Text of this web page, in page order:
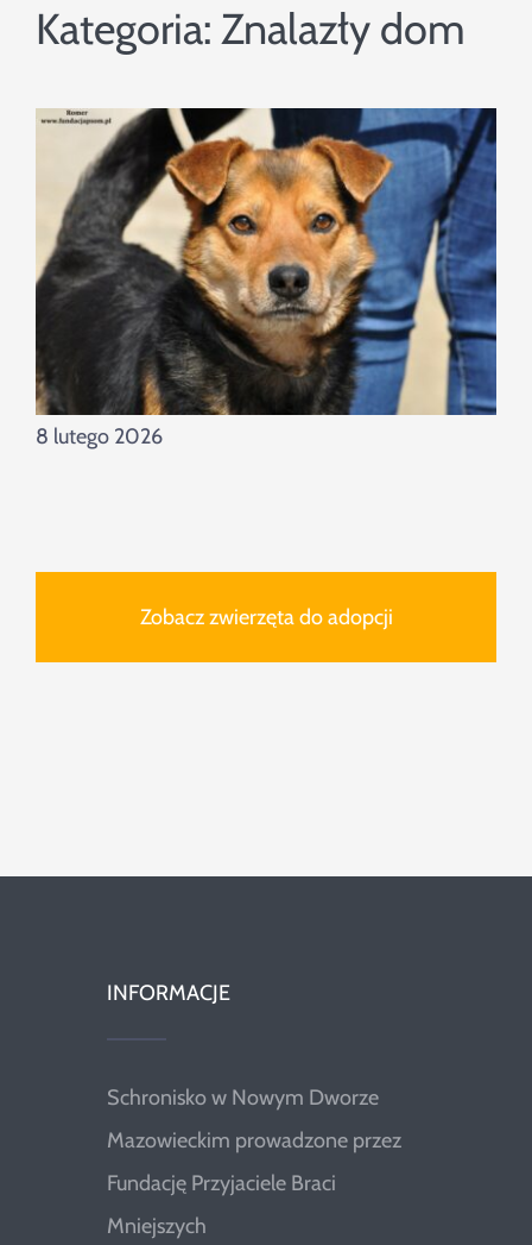
Kategoria: Znalazły dom
8 lutego 2026
Zobacz zwierzęta do adopcji
INFORMACJE
Schronisko w Nowym Dworze
Mazowieckim prowadzone przez
Fundację Przyjaciele Braci
Mniejszych